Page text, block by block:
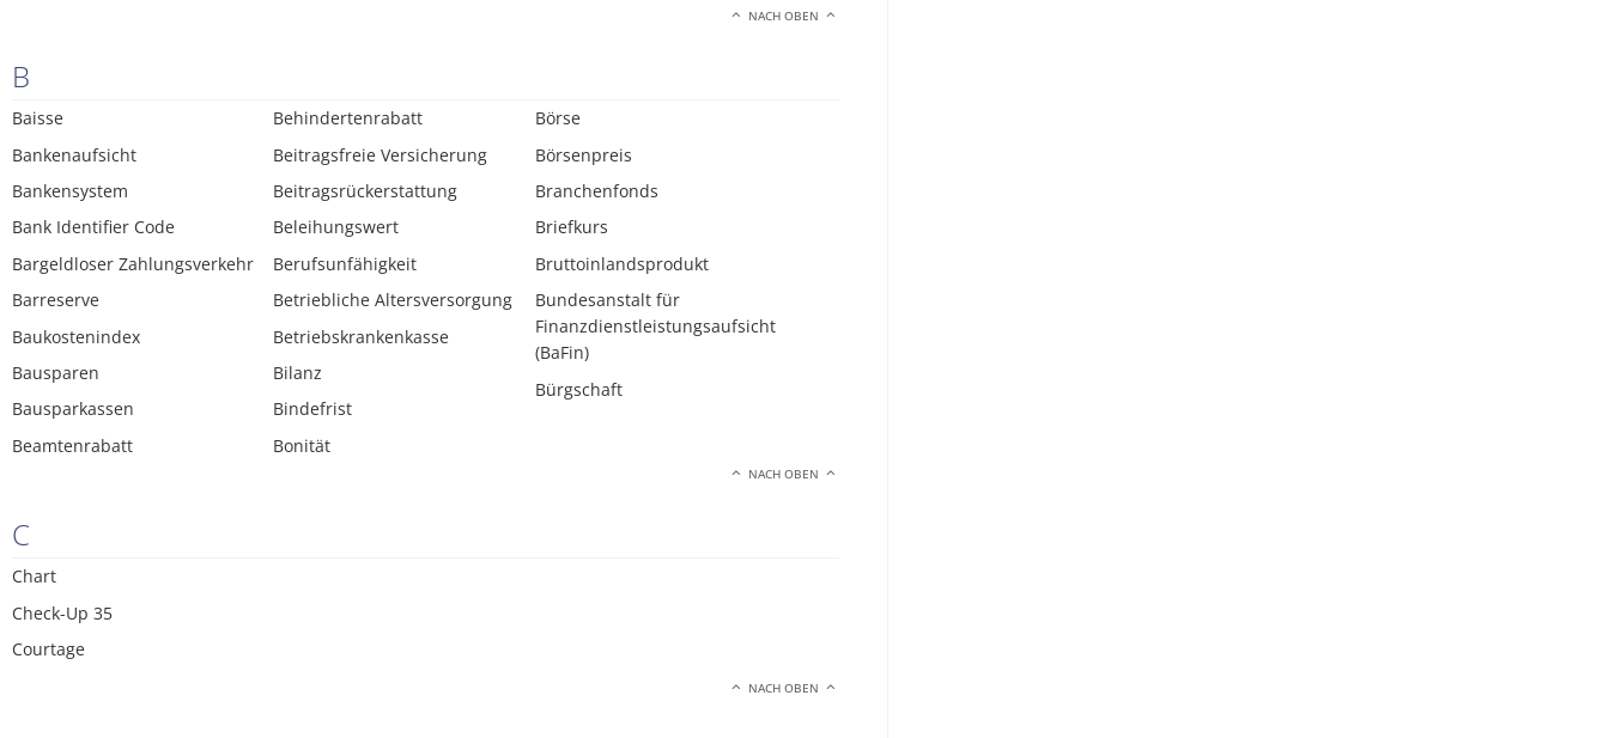
NACH OBEN
B
Baisse
Bankenaufsicht
Bankensystem
Bank Identifier Code
Bargeldloser Zahlungsverkehr
Barreserve
Baukostenindex
Bausparen
Bausparkassen
Beamtenrabatt
Behindertenrabatt
Beitragsfreie Versicherung
Beitragsrückerstattung
Beleihungswert
Berufsunfähigkeit
Betriebliche Altersversorgung
Betriebskrankenkasse
Bilanz
Bindefrist
Bonität
Börse
Börsenpreis
Branchenfonds
Briefkurs
Bruttoinlandsprodukt
Bundesanstalt für
Finanzdienstleistungsaufsicht
(BaFin)
Bürgschaft
NACH OBEN
C
Chart
Check-Up 35
Courtage
NACH OBEN